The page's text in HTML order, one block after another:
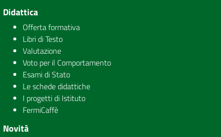
Didattica
Offerta formativa
Libri di Testo
Valutazione
Voto per il Comportamento
Esami di Stato
Le schede didattiche
I progetti di Istituto
FermiCaffè
Novità